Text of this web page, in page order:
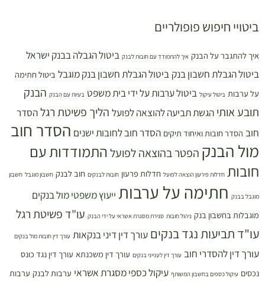
ביטויי חיפוש פופולריים
איך להתגבר על הבנק איך להתמודד עם חובות לבנק ביטול הגבלה בבנק ישראל
ביטול הגבלת חשבון בנק ביטול הגבלת חשבון בנק מוגבל ביטול חתימה
על ערבות ביטול עיקול ביטול ערבות על ידי בית משפט בעיות עם הבנק הבנק
תובע אותי הגשת תביעה להוצאה לפועל הליך פשיטת רגל הסדר
חוב הסדר חובות ואיחוד תיקים הסדר חוב לחובות ישנים הסדר חוב
מול הבנק הפטר בהוצאה לפועל התמודדות עם
חובות חדלות פירעון הוצאה לפועל חדלות פרעון חובות לבנקים חוב לבנק חשבון מוגבל חשבון
מוגבל בבנק חתימה על ערבות ייעוץ משפטי מול בנקים
מוגבלות בחשבון בנק ניהול חובות סגירת מסגרת אשראי על ידי הבנק עו"ד פשיטת רגל
עו"ד תביעות נגד בנקים עורך דין דיני בנקאות עורך דין חובות מול בנקים
עורך דין להסדרי חוב עורך דין לענייני בנקים עורך דין משכנתא עורך דין נגד כונס
נכסים עיקול כספים בחשבון המשותף עיקול כספי מסגרת אשראי ערבות לבנק ערבות